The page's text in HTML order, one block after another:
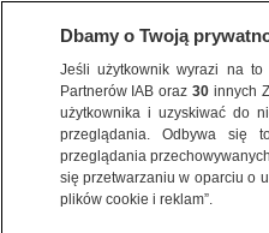
POLSKA
Dbamy o Twoją
Jeśli użytkownik wyrazi na
Partnerów IAB oraz30 innych
użytkownika i uzyskiwać do
przeglądania. Odbywa się
przeglądania
się przetwarzaniu w oparciu o
plików cookie i reklam”.